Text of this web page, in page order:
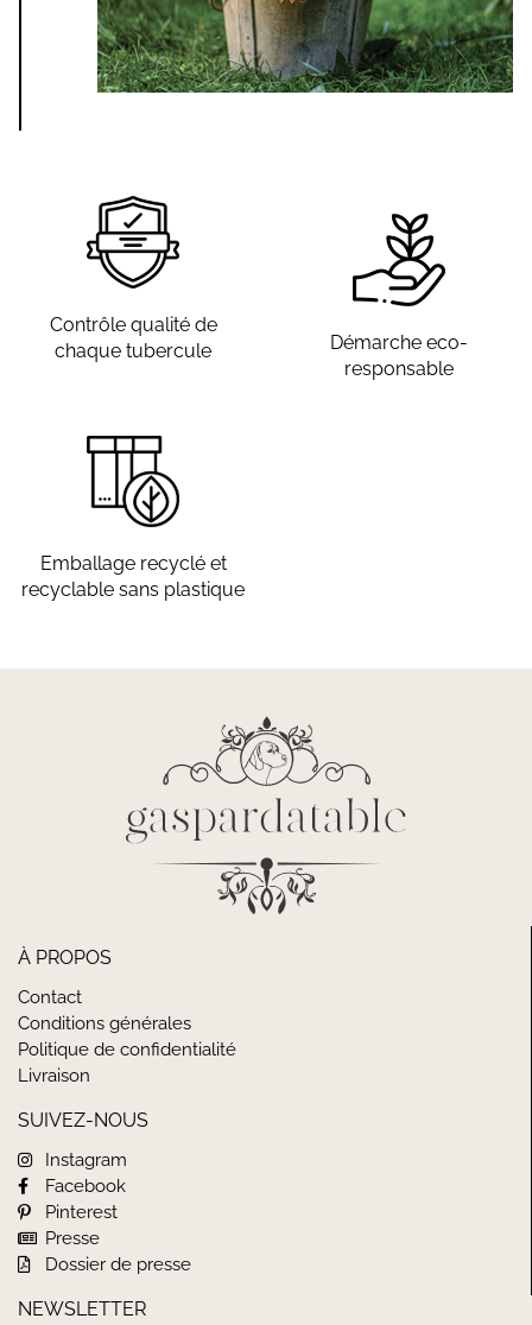
Contrôle qualité de
chaque tubercule
Démarche eco-
responsable
Emballage recyclé et
recyclable sans plastique
À PROPOS
Contact
Conditions générales
Politique de confidentialité
Livraison
SUIVEZ-NOUS
Instagram
Facebook
Pinterest
Presse
Dossier de presse
NEWSLETTER